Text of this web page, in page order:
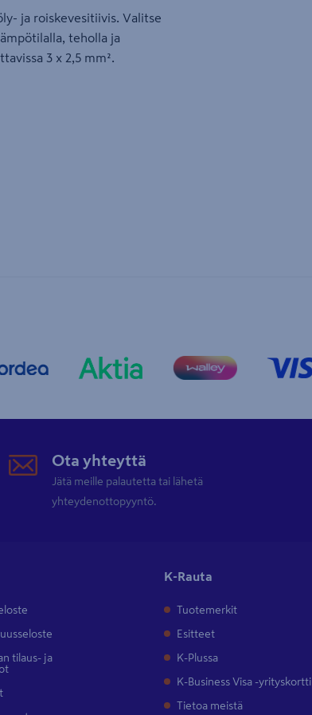
ja roiskevesitiivis. Valitse
teholla ja
3 x 2,5 mm².
Ota yhteyttä
Jätä meille palautetta tai lähetä
yhteydenottopyyntö.
tilaus- ja
K-Rauta
Tuotemerkit
Esitteet
K-Plussa
K-Business Visa -yrityskortti
Tietoa meistä